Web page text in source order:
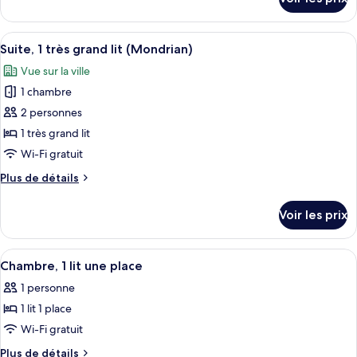
Suite,
très
grand
lit
(Cabana)
le
type
de
Suite,
grand
lit
(Cabana)
Afficher
toutes
les
photos
pour
ce
type
chambre :
très
grand
lit
(Mondrian)
Un salon moderne avec un canapé,
8
Suite, 1 très grand lit (Mondrian)
Vue sur la ville
1 chambre
2 personnes
1 très grand lit
Wi-Fi gratuit
Plus de détails
Plus
le
type
de
Suite,
grand
lit
Voir les prix
Afficher
toutes
les
photos
pour
ce
Chambre, 1 lit une place | Literie de
5
Chambre, 1 lit une place
1 personne
1 lit 1 place
Wi-Fi gratuit
Plus de détails
Plus